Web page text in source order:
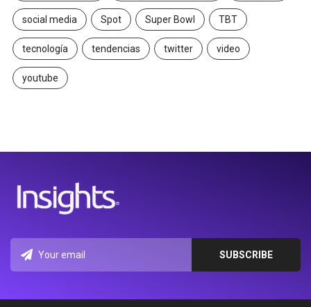
social media Spot Super Bowl TBT
tecnología tendencias twitter video
youtube